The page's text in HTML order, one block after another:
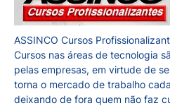
ASSINCO Cursos
Cursos nas áreas de tecnologia
pelas empresas, em virtude de
torna o mercado de trabalho
deixando de fora quem não faz